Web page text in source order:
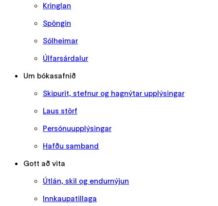
Kringlan
Spöngin
Sólheimar
Úlfarsárdalur
Um bókasafnið
Skipurit, stefnur og hagnýtar upplýsingar
Laus störf
Persónuupplýsingar
Hafðu samband
Gott að vita
Útlán, skil og endurnýjun
Innkaupatillaga